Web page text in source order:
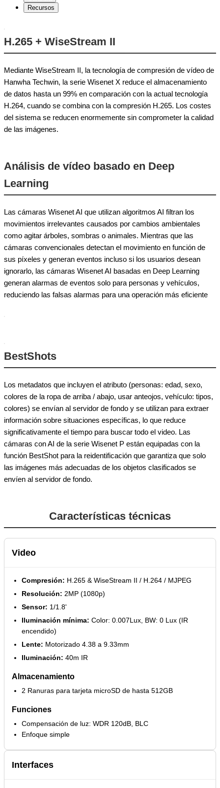
Recursos
H.265 + WiseStream II
Mediante WiseStream II, la tecnología de compresión de vídeo de
Hanwha Techwin, la serie Wisenet X reduce el almacenamiento
de datos hasta un 99% en comparación con la actual tecnología
H.264, cuando se combina con la compresión H.265. Los costes
del sistema se reducen enormemente sin comprometer la calidad
de las imágenes.
Análisis de vídeo basado en Deep
Learning
Las cámaras Wisenet AI que utilizan algoritmos AI filtran los
movimientos irrelevantes causados por cambios ambientales
como agitar árboles, sombras o animales. Mientras que las
cámaras convencionales detectan el movimiento en función de
sus píxeles y generan eventos incluso si los usuarios desean
ignorarlo, las cámaras Wisenet AI basadas en Deep Learning
generan alarmas de eventos solo para personas y vehículos,
reduciendo las falsas alarmas para una operación más eficiente
BestShots
Los metadatos que incluyen el atributo (personas: edad, sexo,
colores de la ropa de arriba / abajo, usar anteojos, vehículo: tipos,
colores) se envían al servidor de fondo y se utilizan para extraer
información sobre situaciones específicas, lo que reduce
significativamente el tiempo para buscar todo el video. Las
cámaras con AI de la serie Wisenet P están equipadas con la
función BestShot para la reidentificación que garantiza que solo
las imágenes más adecuadas de los objetos clasificados se
envíen al servidor de fondo.
Características técnicas
Video
Compresión: H.265 & WiseStream II / H.264 / MJPEG
Resolución: 2MP (1080p)
Sensor: 1/1.8'
Iluminación mínima: Color: 0.007Lux, BW: 0 Lux (IR
encendido)
Lente: Motorizado 4.38 a 9.33mm
Iluminación: 40m IR
Almacenamiento
2 Ranuras para tarjeta microSD de hasta 512GB
Funciones
Compensación de luz: WDR 120dB, BLC
Enfoque simple
Interfaces